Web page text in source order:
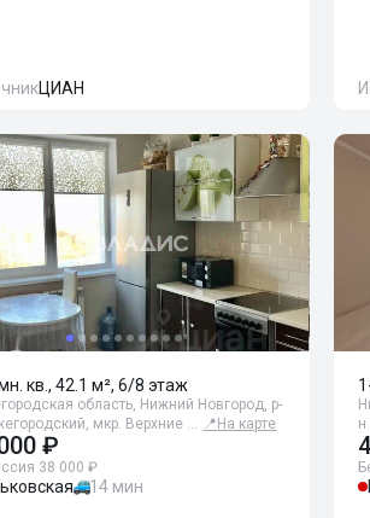
ЦИАН
кв., 42.1 м², 6/8 этаж
область, Нижний Новгород, р-
мкр. Верхние … 📍 На карте
₽
38 000 ₽
14 мин
н